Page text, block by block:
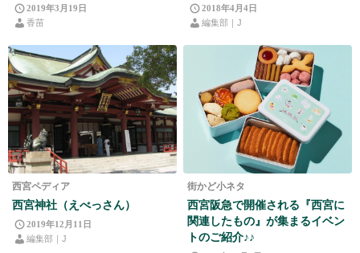
2019年3月19日
香苗
2018年4月4日
編集部｜J
西宮ペディア
西宮神社（えべっさん）
2019年12月11日
編集部｜J
街かど小ネタ
西宮阪急で開催される『西宮に
関連したもの』が集まるイベン
トのご紹介♪♪